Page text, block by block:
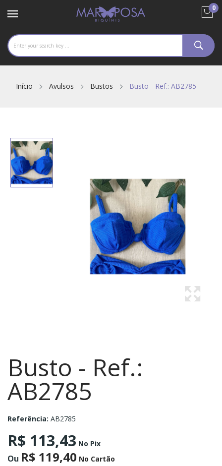
0
Início Avulsos Bustos Busto - Ref.: AB2785
Busto - Ref.:
AB2785
Referência: AB2785
R$ 113,43 No Pix
Ou R$ 119,40 No Cartão